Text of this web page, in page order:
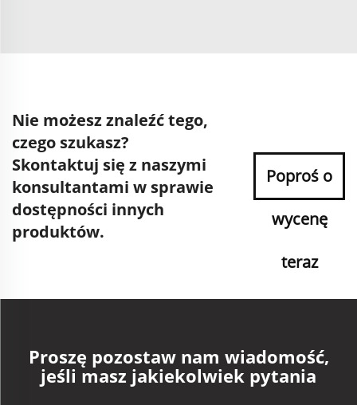
Nie możesz znaleźć tego,
czego szukasz?
Skontaktuj się z naszymi
konsultantami w sprawie
dostępności innych
produktów.
Poproś o
wycenę
teraz
Proszę pozostaw nam wiadomość,
jeśli masz jakiekolwiek pytania